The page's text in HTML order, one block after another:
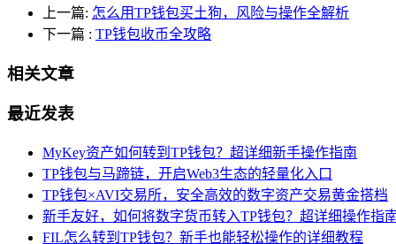
上一篇: 怎么用TP钱包买土狗，风险与操作全解析
下一篇 : TP钱包收币全攻略
相关文章
最近发表
MyKey资产如何转到TP钱包？超详细新手操作指南
TP钱包与马蹄链，开启Web3生态的轻量化入口
TP钱包×AVI交易所，安全高效的数字资产交易黄金搭档
新手友好，如何将数字货币转入TP钱包？超详细操作指
FIL怎么转到TP钱包？新手也能轻松操作的详细教程